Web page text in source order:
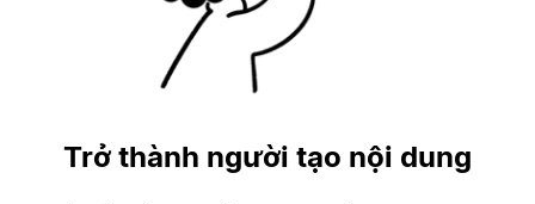
Trở thành người tạo nội dung